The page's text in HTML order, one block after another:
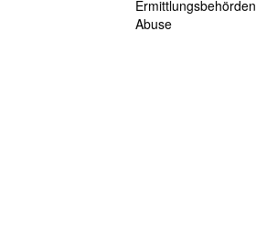
Ermittlungsbehörden
Abuse